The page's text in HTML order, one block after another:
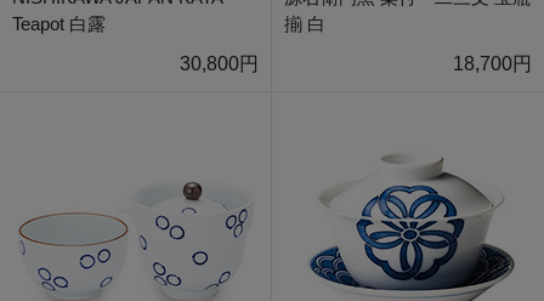
Teapot 白露
30,800円
揃 白
18,700円